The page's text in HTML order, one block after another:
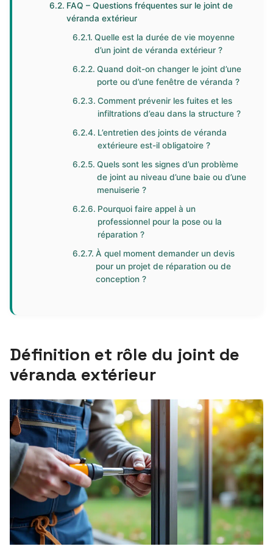
FAQ – Questions fréquentes sur le joint de
véranda extérieur
Quelle est la durée de vie moyenne
d’un joint de véranda extérieur ?
Quand doit-on changer le joint d’une
porte ou d’une fenêtre de véranda ?
Comment prévenir les fuites et les
infiltrations d’eau dans la structure ?
L’entretien des joints de véranda
extérieure est-il obligatoire ?
Quels sont les signes d’un problème
de joint au niveau d’une baie ou d’une
menuiserie ?
Pourquoi faire appel à un
professionnel pour la pose ou la
réparation ?
À quel moment demander un devis
pour un projet de réparation ou de
conception ?
Définition et rôle du joint de
véranda extérieur